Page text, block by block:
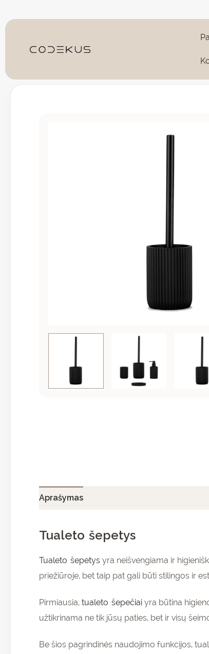
prie
Aprašymas
Tualeto šepetys
Tualeto šepetys yra neišvengiama ir
priežiūroje, bet taip pat gali būti stilingos ir
Pirmiausia, tualeto šepečiai yra būtina
užtikrinama ne tik jūsų paties, bet ir visų
Be šios pagrindinės naudojimo funkcijos,